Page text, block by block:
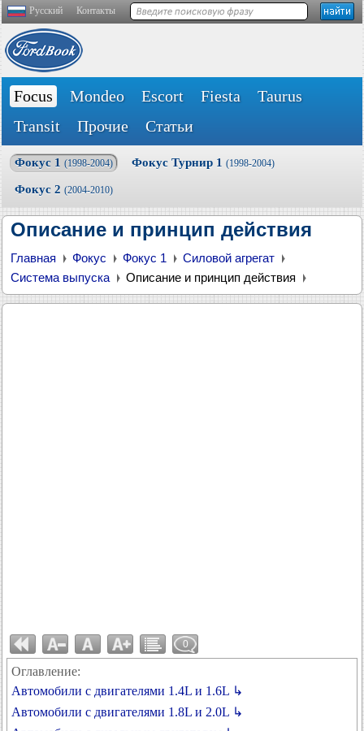
Русский Контакты
Focus Mondeo Escort Fiesta
Taurus
Transit
Прочие Статьи
Фокус 1 (1998-2004) Фокус Турнир 1 (1998-2004)
Фокус 2 (2004-2010)
Описание и принцип действия
Главная Фокус Фокус 1
Силовой агрегат
Система выпуска
Описание и принцип действия
0
Оглавление:
Автомобили с двигателями 1.4L и 1.6L ↳
Автомобили с двигателями 1.8L и 2.0L ↳